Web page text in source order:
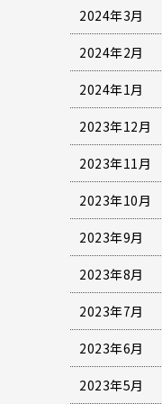
2024年3月
2024年2月
2024年1月
2023年12月
2023年11月
2023年10月
2023年9月
2023年8月
2023年7月
2023年6月
2023年5月